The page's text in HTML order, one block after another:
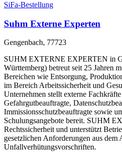
SiFa-Bestellung
Suhm Externe Experten
Gengenbach, 77723
SUHM EXTERNE EXPERTEN in
Württemberg) betreut seit 25 Jahren
Bereichen wie Entsorgung,
im Bereich Arbeitssicherheit und
Unternehmen stellt externe
Gefahrgutbeauftragte,
Immissionsschutzbeauftragte sowie
Schulungsangebote bereit. SUHM
Rechtssicherheit und unterstützt
gesetzlichen Anforderungen aus dem
Unfallverhütungsvorschriften.